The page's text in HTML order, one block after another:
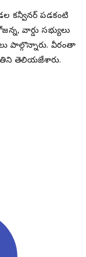
కన్వీనర్ పడకంటి
వార్డు సభ్యులు
పాల్గొన్నారు. వీరంతా
తెలియజేశారు.